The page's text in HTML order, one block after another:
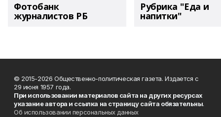
Фотобанк
журналистов РБ
Рубрика "Еда и
напитки"
© 2015-2026 Общественно-политическая газета. Издается с
29 июня 1957 года.
При использовании материалов сайта на других ресурсах
указание автора и ссылка на страницу сайта обязательны.
Об использовании персональных данных